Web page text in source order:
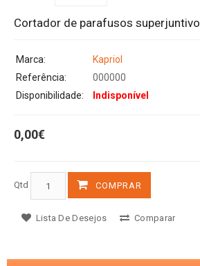
Cortador de parafusos superjuntivo
Marca:
Kapriol
Referência:
000000
Disponibilidade:
Indisponível
0,00€
Qtd COMPRAR
Lista De Desejos Comparar